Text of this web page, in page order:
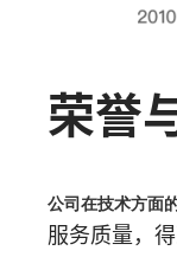
荣誉
公司在技术方面
服务质量，